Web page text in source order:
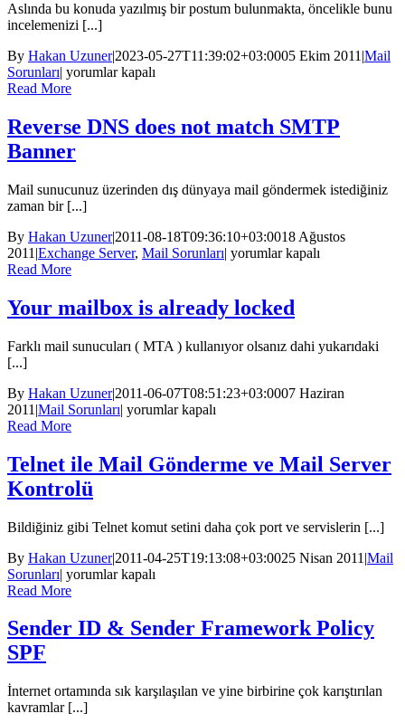
contact
the
intended
recipient
via
alternate
için
Aslında bu konuda yazılmış bir postum bulunmakta, öncelikle bunu
incelemenizi [...]
By Hakan Uzuner|2023-05-27T11:39:02+03:0005 Ekim 2011 |Mail
Sorunları| Hotmail
veya
Spam
Sorunu
Çözülür
?
için
yorumlar kapalı
Read More
Reverse DNS does not match SMTP
Banner
Mail sunucunuz üzerinden dış dünyaya mail göndermek istediğiniz
zaman bir [...]
By Hakan Uzuner|2011-08-18T09:36:10+03:0018 Ağustos
2011 |Exchange Server, Mail Sorunları| Reverse
not
match
Banner
yorumlar kapalı
Read More
Your mailbox is already locked
Farklı mail sunucuları ( MTA ) kullanıyor olsanız dahi yukarıdaki
[...]
By Hakan Uzuner|2011-06-07T08:51:23+03:0007 Haziran
2011 |Mail Sorunları| Your
already
locked
yorumlar kapalı
Read More
Telnet ile Mail Gönderme ve Mail Server
Kontrolü
Bildiğiniz gibi Telnet komut setini daha çok port ve servislerin [...]
By Hakan Uzuner|2011-04-25T19:13:08+03:0025 Nisan 2011 |Mail
Sorunları| Telnet
ile
Gönderme
ve
Kontrolü
için
yorumlar kapalı
Read More
Sender ID & Sender Framework Policy
SPF
İnternet ortamında sık karşılaşılan ve yine birbirine çok karıştırılan
kavramlar [...]